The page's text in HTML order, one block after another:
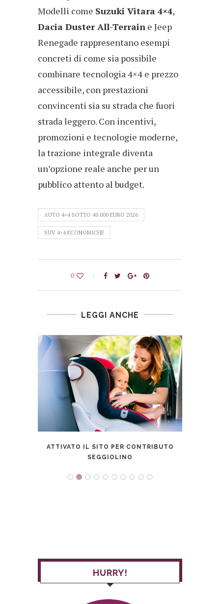
Modelli come Suzuki Vitara 4×4,
Dacia Duster All-Terrain e Jeep
Renegade rappresentano esempi
concreti di come sia possibile
combinare tecnologia 4×4 e prezzo
accessibile, con prestazioni
convincenti sia su strada che fuori
strada leggero. Con incentivi,
promozioni e tecnologie moderne,
la trazione integrale diventa
un’opzione reale anche per un
pubblico attento al budget.
AUTO 4×4 SOTTO 40.000 EURO 2026
SUV 4×4 ECONOMICHE
0
LEGGI ANCHE
ATTIVATO IL SITO PER CONTRIBUTO
SEGGIOLINO
HURRY!